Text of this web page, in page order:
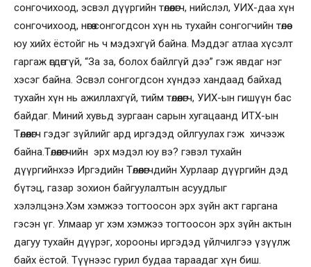
сонгочихоод, эсвэл дүүргийн төлөөлөгч, нийслэл, УИХ-даа хүн
сонгочихоод, нөгөө сонгогдсон хүн нь тухайн сонгогчийн төлөө
юу хийх ёстойг нь ч мэдэхгүй байна. Мэддэг атлаа хүсэлт
гаргаж өгдөггүй, “За за, болох байлгүй дээ” гэж явдаг нэг
хэсэг байна. Эсвэл сонгогдсон хүндээ хандаад байхад
тухайн хүн нь ажиллахгүй, тийм төлөөлөгч, УИХ-ын гишүүн бас
байдаг. Миний хувьд зургаан сарын хугацаанд ИТХ-ын
Төлөөлөгч гэдэг зүйлийг ард иргэдэд ойлгуулах гэж хичээж
байна.Төлөөлөгчийн эрх мэдэл юу вэ? гэвэл тухайн
дүүргийнхээ Иргэдийн Төлөөлөгчдийн Хурлаар дүүргийн дэд
бүтэц, газар зохион байгуулалтын асуудлыг
хэлэлцэнэ.Хэм хэмжээ тогтоосон эрх зүйн акт гаргана
гэсэн үг. Улмаар уг хэм хэмжээ тогтоосон эрх зүйн актын
дагуу тухайн дүүрэг, хорооны иргэдэд үйлчилгээ үзүүлж
байх ёстой. Түүнээс гурил будаа тараадаг хүн биш.